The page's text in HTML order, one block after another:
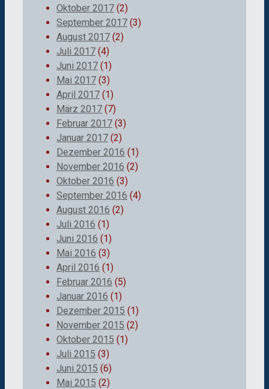
Oktober 2017 (2)
September 2017 (3)
August 2017 (2)
Juli 2017 (4)
Juni 2017 (1)
Mai 2017 (3)
April 2017 (1)
März 2017 (7)
Februar 2017 (3)
Januar 2017 (2)
Dezember 2016 (1)
November 2016 (2)
Oktober 2016 (3)
September 2016 (4)
August 2016 (2)
Juli 2016 (1)
Juni 2016 (1)
Mai 2016 (3)
April 2016 (1)
Februar 2016 (5)
Januar 2016 (1)
Dezember 2015 (1)
November 2015 (2)
Oktober 2015 (1)
Juli 2015 (3)
Juni 2015 (6)
Mai 2015 (2)